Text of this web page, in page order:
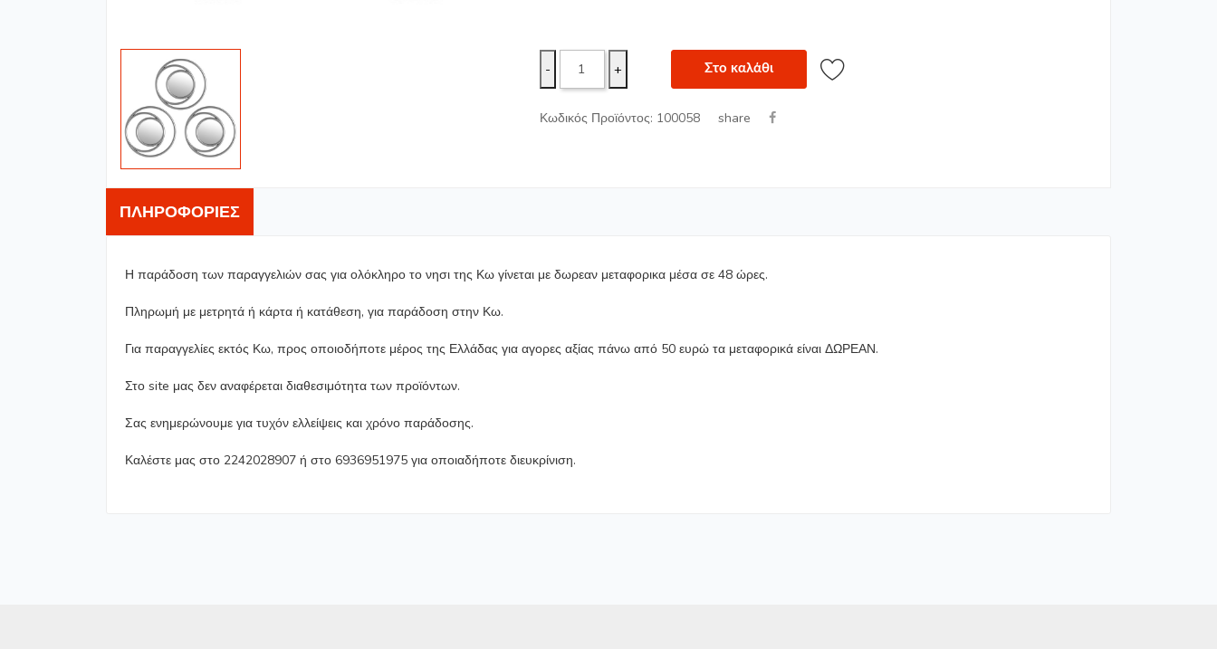
- + Στο καλάθι
Κωδικός Προϊόντος: 100058 share
ΠΛΗΡΟΦΟΡΊΕΣ
Η παράδοση των παραγγελιών σας για ολόκληρο το νησι της Κω γίνεται με δωρεαν μεταφορικα μέσα σε 48 ώρες.
Πληρωμή με μετρητά ή κάρτα ή κατάθεση, για παράδοση στην Κω.
Για παραγγελίες εκτός Κω, προς οποιοδήποτε μέρος της Ελλάδας για αγορες αξίας πάνω από 50 ευρώ τα μεταφορικά είναι ΔΩΡΕΑΝ.
Στο site μας δεν αναφέρεται διαθεσιμότητα των προϊόντων.
Σας ενημερώνουμε για τυχόν ελλείψεις και χρόνο παράδοσης.
Καλέστε μας στο 2242028907 ή στο 6936951975 για οποιαδήποτε διευκρίνιση.